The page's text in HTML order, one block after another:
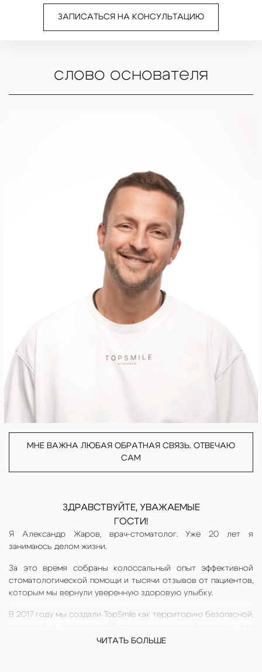
ЗАПИСАТЬСЯ НА КОНСУЛЬТАЦИЮ
слово основателя
МНЕ ВАЖНА ЛЮБАЯ ОБРАТНАЯ СВЯЗЬ. ОТВЕЧАЮ
САМ
ЗДРАВСТВУЙТЕ, УВАЖАЕМЫЕ
ГОСТИ!
Я Александр Жаров, врач-стоматолог. Уже 20 лет я
занимаюсь делом жизни.
За это время собраны колоссальный опыт эффективной
стоматологической помощи и тысячи отзывов от пациентов,
которым мы вернули уверенную здоровую улыбку.
В 2017 году мы создали TopSmile как территорию безопасной,
ЧИТАТЬ БОЛЬШЕ